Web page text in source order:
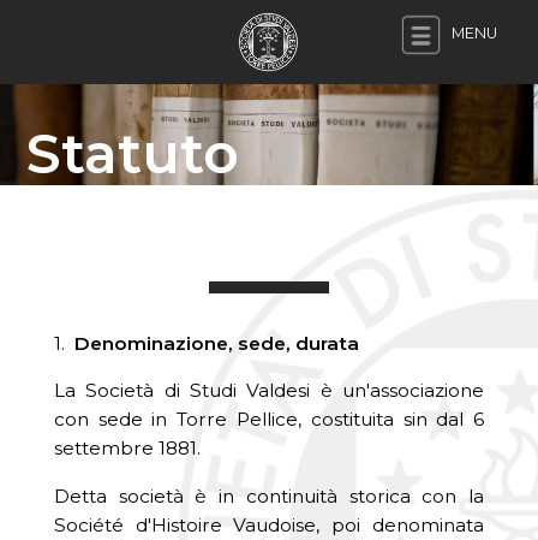
MENU
Statuto
1. Denominazione, sede, durata
La Società di Studi Valdesi è un'associazione
con sede in Torre Pellice, costituita sin dal 6
settembre 1881.
Detta società è in continuità storica con la
Société d'Histoire Vaudoise, poi denominata